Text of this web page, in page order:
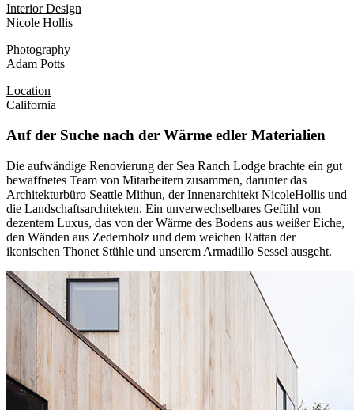
Interior Design
Nicole Hollis
Photography
Adam Potts
Location
California
Auf der Suche nach der Wärme edler Materialien
Die aufwändige Renovierung der Sea Ranch Lodge brachte ein gut
bewaffnetes Team von Mitarbeitern zusammen, darunter das
Architekturbüro Seattle Mithun, der Innenarchitekt NicoleHollis und
die Landschaftsarchitekten. Ein unverwechselbares Gefühl von
dezentem Luxus, das von der Wärme des Bodens aus weißer Eiche,
den Wänden aus Zedernholz und dem weichen Rattan der
ikonischen Thonet Stühle und unserem Armadillo Sessel ausgeht.